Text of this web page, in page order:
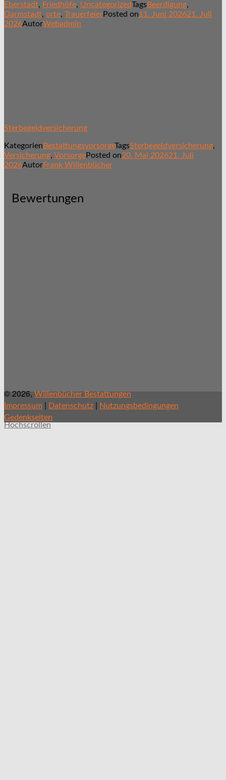
Eberstadt, Friedhöfe, UncategorizedTagsBeerdigung,
Darmstadt, orte, TrauerfeierPosted on11. Juni 202621. Juli
2026AutorWebadmin
Sterbegeldversicherung
Kategorien BestattungsvorsorgeTagsSterbegeldversicherung,
Versicherung, VorsorgePosted on20. Mai 202621. Juli
2026AutorFrank Willenbücher
Bewertungen
© 2026, Willenbücher Bestattungen
Impressum | Datenschutz | Nutzungsbedingungen
Gedenkseiten
Hochscrollen